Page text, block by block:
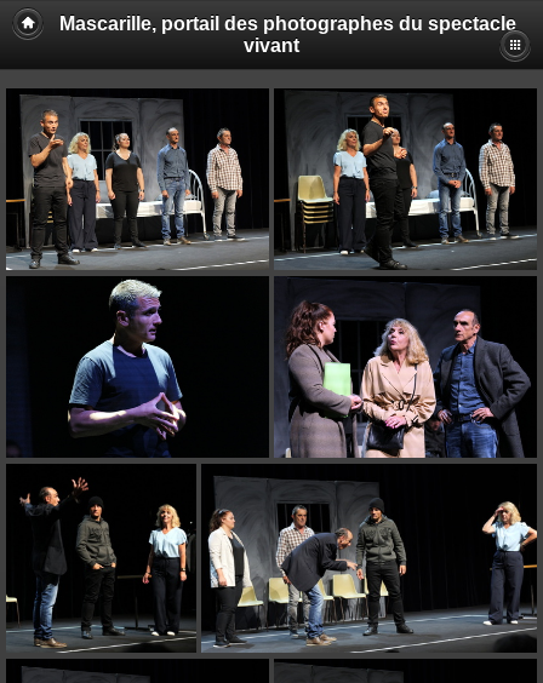
Mascarille, portail des photographes du spectacle
vivant